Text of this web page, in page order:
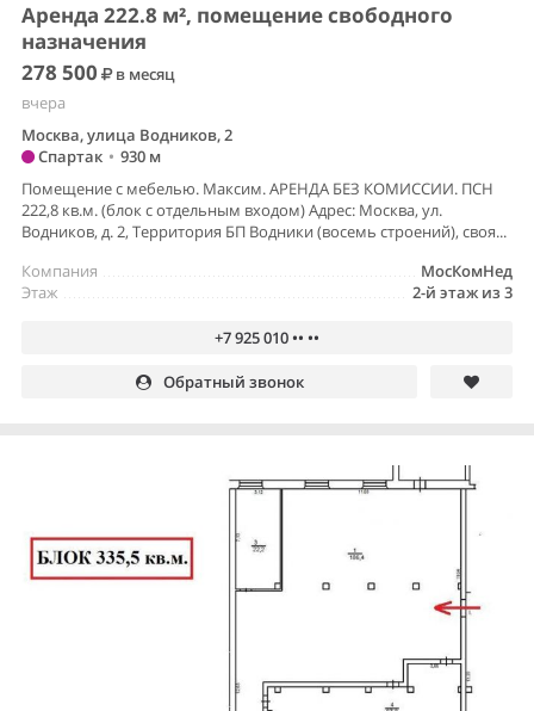
Аренда 222.8 м², помещение свободного
назначения
278 500
в месяц
вчера
Москва, улица Водников, 2
Спартак • 930 м
Помещение с мебелью. Максим. АРЕНДА БЕЗ КОМИССИИ. ПСН
222,8 кв.м. (блок с отдельным входом) Адрес: Москва, ул.
Водников, д. 2, Территория БП Водники (восемь строений), своя...
МосКомНед
Компания
2-й этаж из 3
Этаж
+7 925 010 •• ••
Обратный звонок